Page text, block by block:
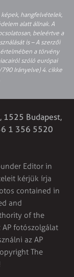
hangfelvételek,
alatt állnak. A
beleértve a
is – A szerzői
a törvény
szóló európai
790 Irányelve) 4. cikke
1525 Budapest,
1 356 5520
Editor in
kérjük írja
contained in
and
of the
AP fotószolgálat
az AP
The